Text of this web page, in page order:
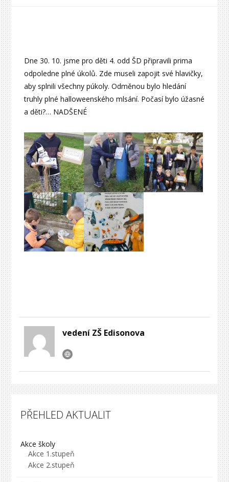
Dne 30. 10. jsme pro děti 4. odd ŠD připravili prima
odpoledne plné úkolů. Zde museli zapojit své hlavičky,
aby splnili všechny púkoly. Odměnou bylo hledání
truhly plné halloweenského mlsání. Počasí bylo úžasné
a děti?… NADŠENÉ
vedení ZŠ Edisonova
PŘEHLED AKTUALIT
Akce školy
Akce 1.stupeň
Akce 2.stupeň